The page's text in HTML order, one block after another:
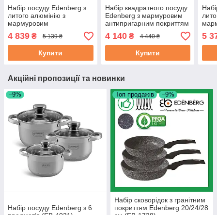
Набір посуду Edenberg з
литого алюмінію з
мармуровим
антипригарним покриттям
10 предметів (EB-9186)
4 839 ₴ 5 139 ₴
Купити
Набір квадратного посуду
Edenberg з мармуровим
антипригарним покриттям
10 предметів (EB-12912)
4 140₴ 4 440 ₴
Купити
17
5
Акційні пропозиції та новинки
–9%
Набір посуду Edenberg з 6
Топ продажів –9%
Набір сковорідок з гранітним
покриттям Edenberg 20/24/28